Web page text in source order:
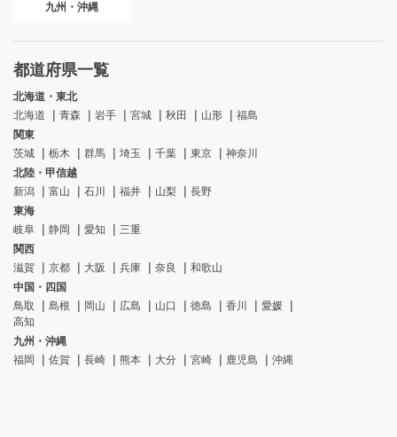
九州・沖縄
都道府県一覧
北海道・東北
北海道
青森 岩手 宮城 秋田 山形
福島
関東
茨城
栃木 群馬 埼玉 千葉 東京
神奈川
北陸・甲信越
新潟
富山 石川 福井 山梨
長野
東海
岐阜
静岡 愛知
三重
関西
滋賀
京都 大阪 兵庫 奈良
和歌山
中国・四国
鳥取
島根 岡山 広島 山口 徳島 香川
愛媛
高知
九州・沖縄
福岡
佐賀 長崎 熊本 大分 宮崎 鹿児島 沖縄